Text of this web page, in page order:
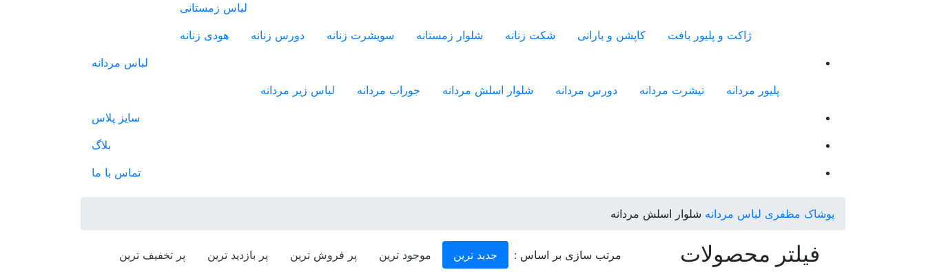
لباس زمستانی
ژاکت و پلیور بافت
کاپشن و بارانی شکت زنانه شلوار زمستانه سویشرت زنانه دورس زنانه
هودی زنانه
لباس مردانه
پلیور مردانه
تیشرت مردانه دورس مردانه شلوار اسلش مردانه جوراب مردانه
لباس زیر مردانه
سایز پلاس
بلاگ
تماس با ما
پوشاک مظفری لباس مردانه شلوار اسلش مردانه
فیلتر محصولات مرتب سازی بر اساس : جدید ترین موجود ترین پر فروش ترین پر بازدید ترین
پر تخفیف ترین